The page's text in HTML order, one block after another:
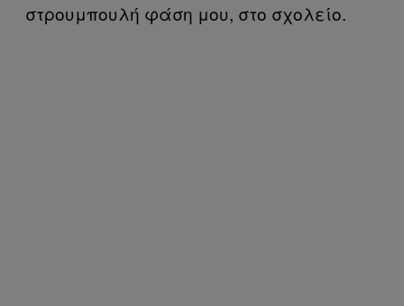
στρουμπουλή φάση μου, στο σχολείο.